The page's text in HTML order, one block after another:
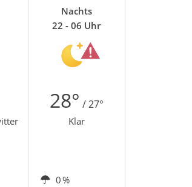
Nachts
22 - 06 Uhr
28° / 27°
Klar
0 %